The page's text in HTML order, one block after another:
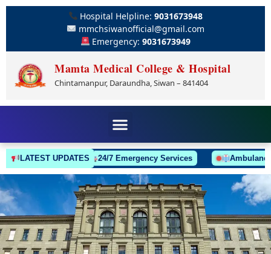
Hospital Helpline:9031673948
mmchsiwanofficial@gmail.com
Emergency:9031673949
Mamta Medical College & Hospital
Chintamanpur, Daraundha, Siwan – 841404
LATEST UPDATES24/7 Emergency Services Ambulance